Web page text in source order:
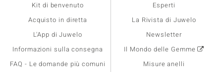
Kit di benvenuto
Acquisto in diretta
L'App di Juwelo
Informazioni sulla consegna
FAQ - Le domande più comuni
Esperti
La Rivista di Juwelo
Newsletter
Il Mondo delle Gemme
Misure anelli